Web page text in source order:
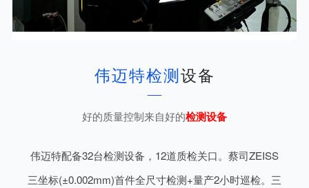
伟迈特检测设备
好的质量控制来自好的检测设备
伟迈特配备32台检测设备，12道质检关口。蔡司ZEISS
三坐标(±0.002mm)首件全尺寸检测+量产2小时巡检。三